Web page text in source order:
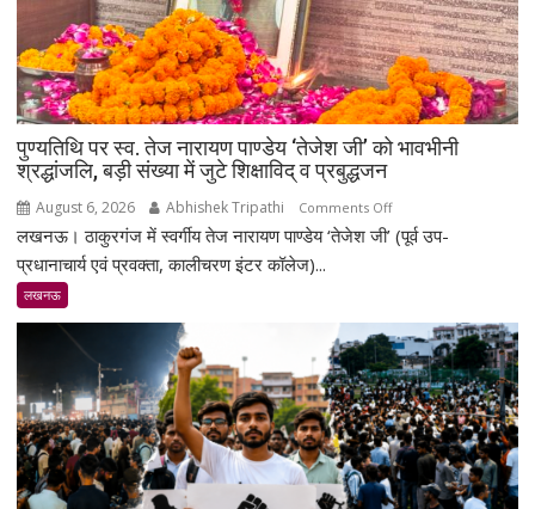
पुण्यतिथि पर स्व. तेज नारायण पाण्डेय ‘तेजेश जी’ को भावभीनी
श्रद्धांजलि, बड़ी संख्या में जुटे शिक्षाविद् व प्रबुद्धजन
August 6, 2026 Abhishek Tripathi Comments Offon
पुण्यतिथि
नारायण
पाण्डेय
‘तेजेश
जी’
को
भावभीनी
श्रद्धांजलि,
लखनऊ। ठाकुरगंज में स्वर्गीय तेज नारायण पाण्डेय ‘तेजेश जी’ (पूर्व उप-
प्रधानाचार्य एवं प्रवक्ता, कालीचरण इंटर कॉलेज)...
लखनऊ